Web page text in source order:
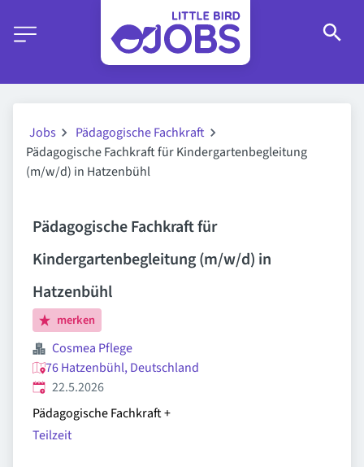
Jobs
Pädagogische Fachkraft
Pädagogische Fachkraft für Kindergartenbegleitung
(m/w/d) in Hatzenbühl
Pädagogische Fachkraft für
Kindergartenbegleitung (m/w/d) in
Hatzenbühl
merken
Cosmea Pflege
76 Hatzenbühl, Deutschland
Veröffentlicht
22.5.2026
Pädagogische Fachkraft+
Teilzeit